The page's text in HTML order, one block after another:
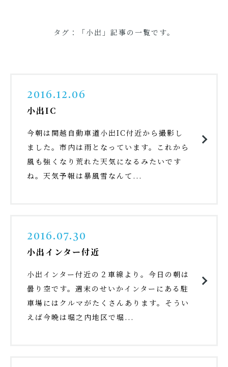
タグ：「小出」記事の一覧です。
2016.12.06
小出IC
今朝は関越自動車道小出IC付近から撮影し
ました。市内は雨となっています。これから
風も強くなり荒れた天気になるみたいです
ね。天気予報は暴風雪なんて...
2016.07.30
小出インター付近
小出インター付近の２車線より。今日の朝は
曇り空です。週末のせいかインターにある駐
車場にはクルマがたくさんあります。そうい
えば今晩は堀之内地区で堀...